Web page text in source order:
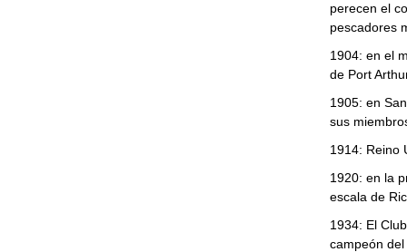
perecen el
pescadores
1904: en el
de Port
1905: en
sus
1914: Reino
1920: en la
escala de
1934: El
campeón del